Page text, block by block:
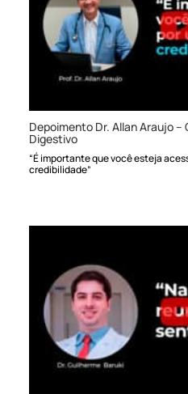
Depoimento Dr. Allan Araujo –
Digestivo
“É importante que você esteja
credibilidade”